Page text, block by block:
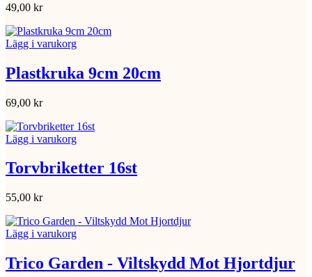
49,00 kr
Lägg i varukorg
Plastkruka 9cm 20cm
69,00 kr
Lägg i varukorg
Torvbriketter 16st
55,00 kr
Lägg i varukorg
Trico Garden - Viltskydd Mot Hjortdjur